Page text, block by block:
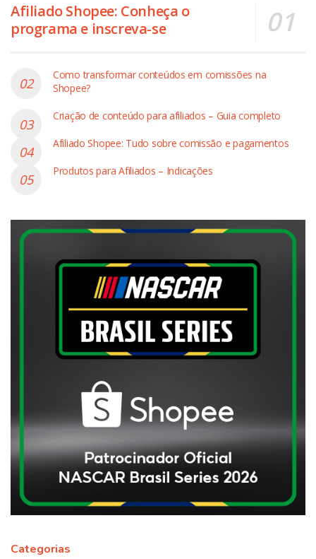
Afiliado Shopee: Conheça o
programa e inscreva-se
Como transformar conteúdos em comissões na
Shopee?
Criação de conteúdo para afiliados – Guia completo
Afiliado Shopee: Tudo sobre comissão e pagamentos
Produtos para Afiliados – Indicações
Categorias